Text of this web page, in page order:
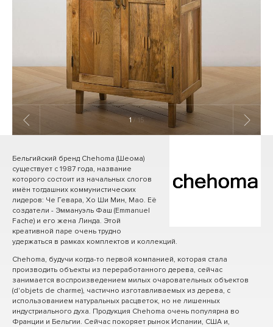
1 / 15
Бельгийский бренд Chehoma (Шеома)
существует с 1987 года, название
которого состоит из начальных слогов
имён тогдашних коммунистических
лидеров: Че Гевара, Хо Ши Мин, Мао. Её
создатели - Эммануэль Фаш (Emmanuel
Fache) и его жена Линда. Этой
креативной паре очень трудно
удержаться в рамках комплектов и коллекций.
Chehoma, будучи когда-то первой компанией, которая стала
производить объекты из переработанного дерева, сейчас
занимается воспроизведением милых очаровательных объектов
(d'objets de charme), частично изготавливаемых из дерева, с
использованием натуральных расцветок, но не лишенных
индустриального духа. Продукция Chehoma очень популярна во
Франции и Бельгии. Сейчас покоряет рынок Испании, США и,